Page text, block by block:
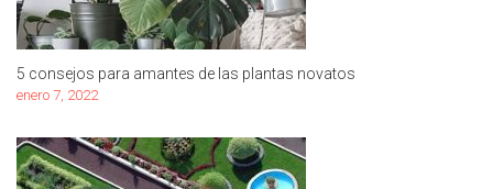
5 consejos para amantes de las plantas novatos
enero 7, 2022